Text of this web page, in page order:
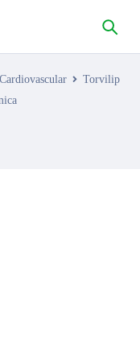
Torvilip